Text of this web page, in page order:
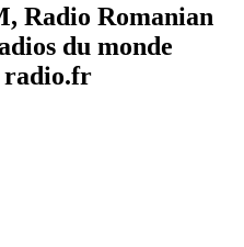
Radio Romanian
du monde
radio.fr